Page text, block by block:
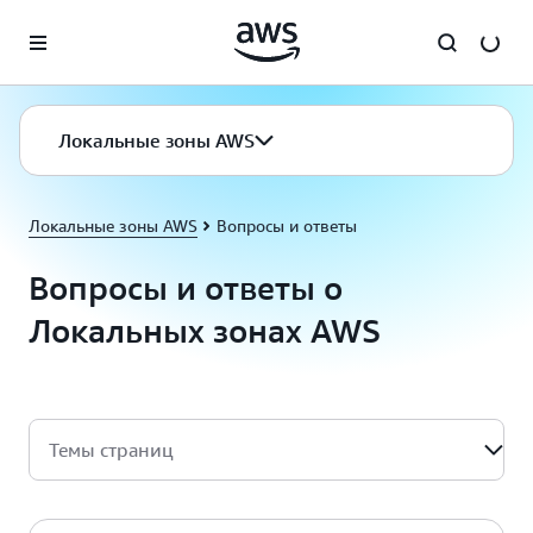
Перейти к главному контенту
Локальные зоны AWS
Локальные зоны AWS Вопросы и ответы
Вопросы и ответы о
Локальных зонах AWS
Темы страниц